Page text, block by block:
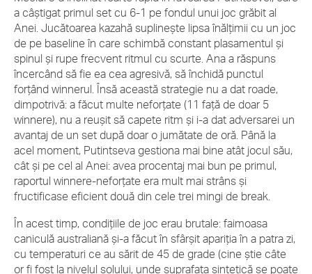
a câștigat primul set cu 6-1 pe fondul unui joc grăbit al
Anei. Jucătoarea kazahă suplinește lipsa înălțimii cu un joc
de pe baseline în care schimbă constant plasamentul și
spinul și rupe frecvent ritmul cu scurte. Ana a răspuns
încercând să fie ea cea agresivă, să închidă punctul
forțând winnerul. Însă această strategie nu a dat roade,
dimpotrivă: a făcut multe neforțate (11 față de doar 5
winnere), nu a reușit să capete ritm și i-a dat adversarei un
avantaj de un set după doar o jumătate de oră. Până la
acel moment, Putintseva gestiona mai bine atât jocul său,
cât și pe cel al Anei: avea procentaj mai bun pe primul,
raportul winnere-neforțate era mult mai strâns și
fructificase eficient două din cele trei mingi de break.
În acest timp, condițiile de joc erau brutale: faimoasa
caniculă australiană și-a făcut în sfârșit apariția în a patra zi,
cu temperaturi ce au sărit de 45 de grade (cine știe câte
or fi fost la nivelul solului, unde suprafața sintetică se poate